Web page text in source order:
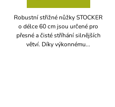
Robustní střižné nůžky STOCKER
o délce 60 cm jsou určené pro
přesné a čisté stříhání silnějších
větví. Díky výkonnému...